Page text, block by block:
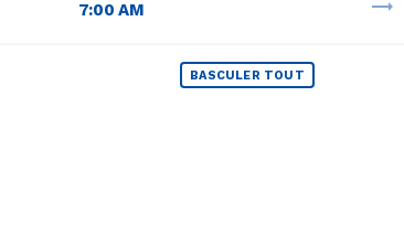
7:00 AM trending_flat
BASCULER TOUT